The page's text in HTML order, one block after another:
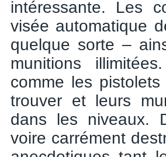
intéressante. Les
visée automatique
quelque sorte –
munitions
comme les
trouver et leurs
dans les niveaux.
voire carrément